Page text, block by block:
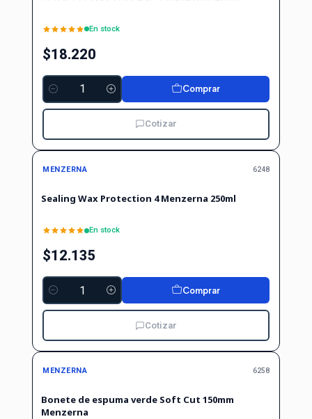
En stock
$18.220
Cantidad
Comprar
Cotizar
MENZERNA 6248
Sealing Wax Protection 4 Menzerna 250ml
En stock
$12.135
Cantidad
Comprar
Cotizar
MENZERNA 6258
Bonete de espuma verde Soft Cut 150mm
Menzerna